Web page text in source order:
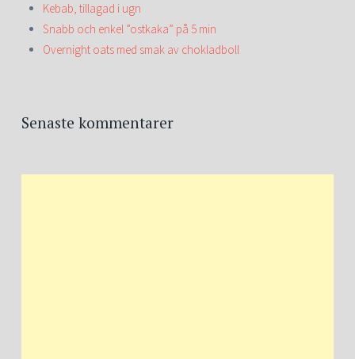
Kebab, tillagad i ugn
Snabb och enkel ”ostkaka” på 5 min
Overnight oats med smak av chokladboll
Senaste kommentarer